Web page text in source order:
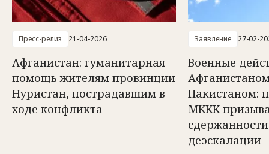
Пресс-релиз 21-04-2026
Афганистан: гуманитарная
помощь жителям провинции
Нуристан, пострадавшим в
ходе конфликта
Заявление 27-02-
Военные
Пакистаном:
МККК
деэскалации